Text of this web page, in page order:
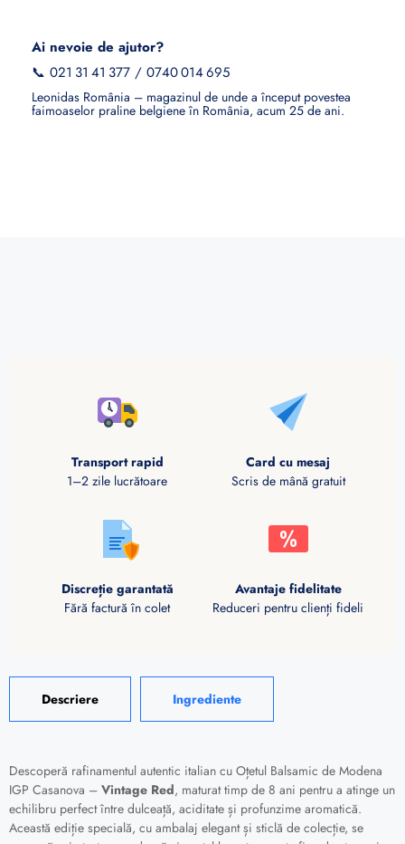
Ai nevoie de ajutor?
📞 021 31 41 377 / 0740 014 695
Leonidas România – magazinul de unde a început povestea
faimoaselor praline belgiene în România, acum 25 de ani.
Transport rapid
1–2 zile lucrătoare
Card cu mesaj
Scris de mână gratuit
Discreție garantată
Fără factură în colet
Avantaje fidelitate
Reduceri pentru clienți fideli
Descriere Ingrediente
Descoperă rafinamentul autentic italian cu Oțetul Balsamic de Modena
IGP Casanova – Vintage Red, maturat timp de 8 ani pentru a atinge un
echilibru perfect între dulceață, aciditate și profunzime aromatică.
Această ediție specială, cu ambalaj elegant și sticlă de colecție, se